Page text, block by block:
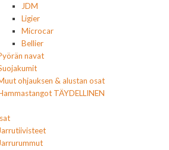
JDM
Ligier
Microcar
Bellier
navat
ohjauksen & alustan osat
TÄYDELLINEN
Jarrutiivisteet
Jarrurummut